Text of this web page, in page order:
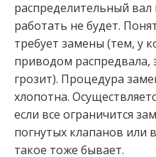
распределительный
работать не будет.
требует замены (тем, у
приводом распредвала,
грозит). Процедура
хлопотна.
если все ограничится
погнутых клапанов или
такое тоже бывает.